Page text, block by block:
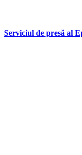
Serviciul de presă al